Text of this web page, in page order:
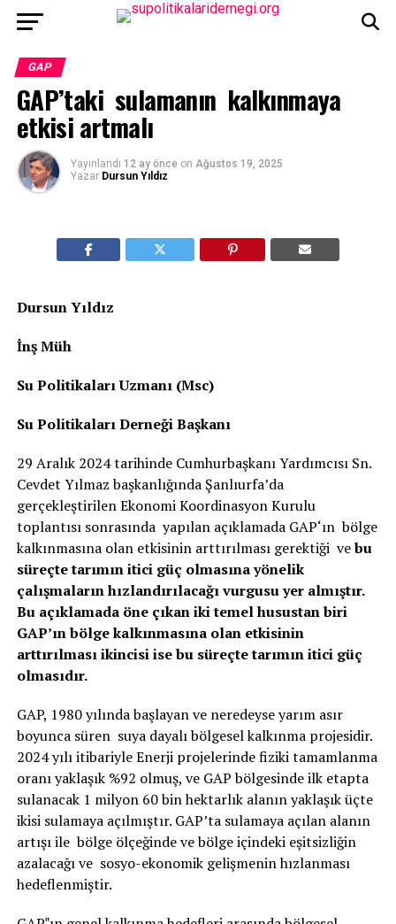
GAP
GAP’taki sulamanın kalkınmaya
etkisi artmalı
Yayınlandı 12 ay önce on Ağustos 19, 2025
Yazar Dursun Yıldız
Dursun Yıldız
İnş Müh
Su Politikaları Uzmanı (Msc)
Su Politikaları Derneği Başkanı
29 Aralık 2024 tarihinde Cumhurbaşkanı Yardımcısı Sn.
Cevdet Yılmaz başkanlığında Şanlıurfa’da
gerçekleştirilen Ekonomi Koordinasyon Kurulu
toplantısı sonrasında yapılan açıklamada GAP‘ın bölge
kalkınmasına olan etkisinin arttırılması gerektiği vebu
süreçte tarımın itici güç olmasına yönelik
çalışmaların hızlandırılacağı vurgusu yer almıştır.
Bu açıklamada öne çıkan iki temel husustan biri
GAP’ın bölge kalkınmasına olan etkisinin
arttırılması ikincisi ise bu süreçte tarımın itici güç
olmasıdır.
GAP, 1980 yılında başlayan ve neredeyse yarım asır
boyunca süren suya dayalı bölgesel kalkınma projesidir.
2024 yılı itibariyle Enerji projelerinde fiziki tamamlanma
oranı yaklaşık %92 olmuş, ve GAP bölgesinde ilk etapta
sulanacak 1 milyon 60 bin hektarlık alanın yaklaşık üçte
ikisi sulamaya açılmıştır. GAP’ta sulamaya açılan alanın
artışı ile bölge ölçeğinde ve bölge içindeki eşitsizliğin
azalacağı ve sosyo-ekonomik gelişmenin hızlanması
hedeflenmiştir.